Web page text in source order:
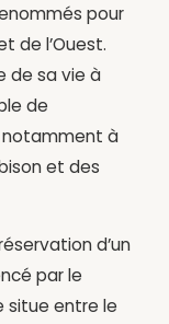
pour
de l’Ouest.
de sa vie à
de
notamment à
et des
d’un
par le
situe entre le